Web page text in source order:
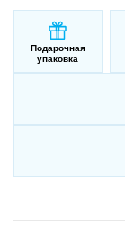
Подарочная
упаковка